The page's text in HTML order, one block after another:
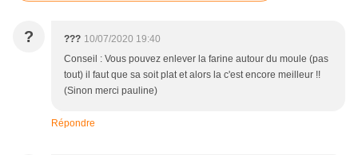
? ??? 10/07/2020 19:40
Conseil : Vous pouvez enlever la farine autour du moule (pas
tout) il faut que sa soit plat et alors la c'est encore meilleur !!
(Sinon merci pauline)
Répondre